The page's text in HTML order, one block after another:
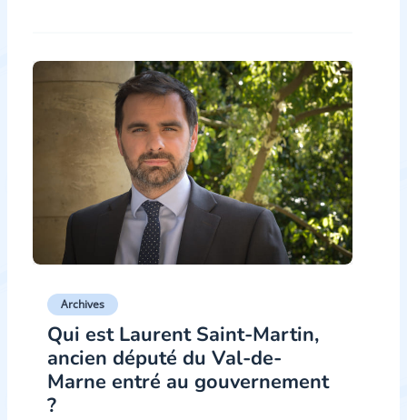
Archives
Qui est Laurent Saint-Martin,
ancien député du Val-de-
Marne entré au gouvernement
?